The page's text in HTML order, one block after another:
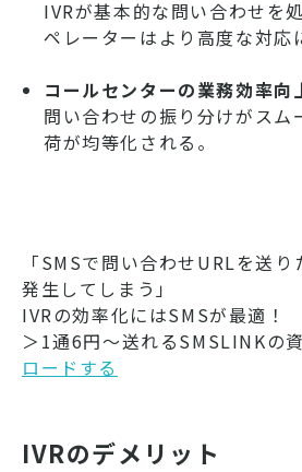
IVRが基本的な問い合わせを
ペレーターはより高度な対応
コールセンターの業務効率向
問い合わせの振り分けがスム
荷が均等化される。
「SMSで問い合わせURLを送
発生してしまう」
IVRの効率化にはSMSが最適！
＞1通6円～送れるSMSLINKの
ロードする
IVRのデメリット